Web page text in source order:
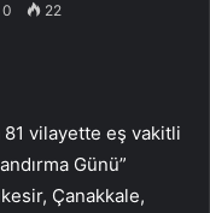
0 22
81 vilayette eş vakitli
Günü”
Çanakkale,